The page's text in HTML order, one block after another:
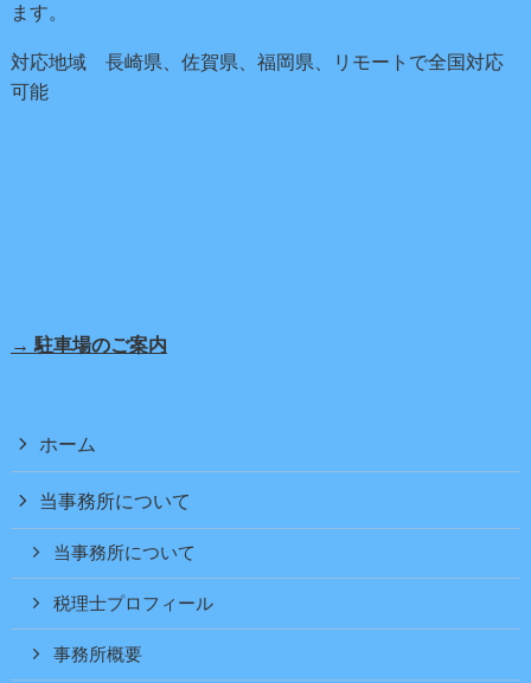
ます。
対応地域 長崎県、佐賀県、福岡県、リモートで全国対応
可能
→ 駐車場のご案内
ホーム
当事務所について
当事務所について
税理士プロフィール
事務所概要